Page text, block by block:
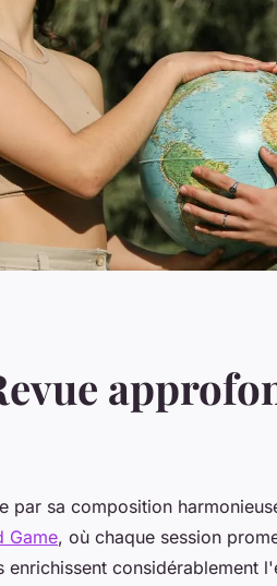
par sa composition
Game, où chaque session
enrichissent considérablement